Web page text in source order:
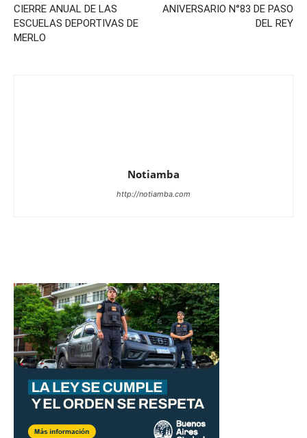
CIERRE ANUAL DE LAS
ESCUELAS DEPORTIVAS DE
MERLO
ANIVERSARIO N°83 DE PASO
DEL REY
Notiamba
http://notiamba.com